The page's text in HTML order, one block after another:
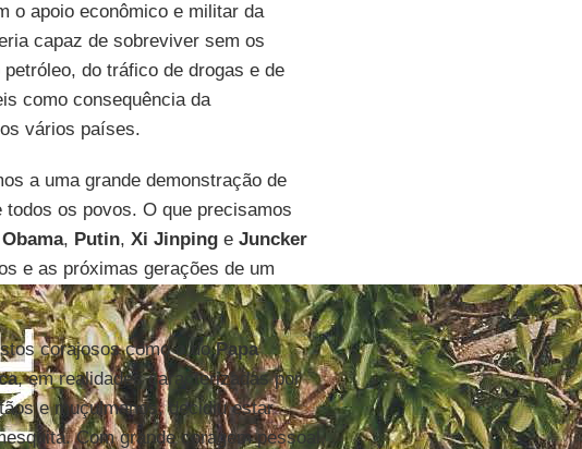
o apoio econômico e militar da
capaz de sobreviver sem os
do tráfico de drogas e de
como consequência da
vários países.
a uma grande demonstração de
os povos. O que precisamos
Obama, Putin, Xi Jinpinge Juncker
e as próximas gerações de um
corajosos como o doPapa
, em realidades caracterizadas por
e muçulmanos, decidiu estar
Com grande coragem pessoal,